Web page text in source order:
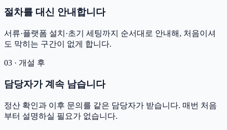
절차를 대신 안내합니다
서류·플랫폼 설치·초기 세팅까지 순서대로 안내해, 처음이셔
도 막히는 구간이 없게 합니다.
03 · 개설 후
담당자가 계속 남습니다
정산 확인과 이후 문의를 같은 담당자가 받습니다. 매번 처음
부터 설명하실 필요가 없습니다.